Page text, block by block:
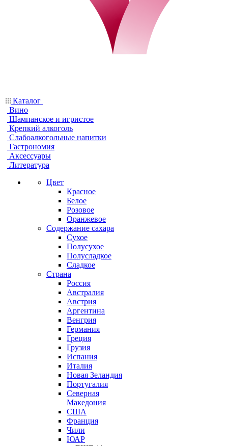
Каталог
Вино
Шампанское и игристое
Крепкий алкоголь
Слабоалкогольные напитки
Гастрономия
Аксессуары
Литература
Цвет
Красное
Белое
Розовое
Оранжевое
Содержание сахара
Сухое
Полусухое
Полусладкое
Сладкое
Страна
Россия
Австралия
Австрия
Аргентина
Венгрия
Германия
Греция
Грузия
Испания
Италия
Новая Зеландия
Португалия
Северная
Македония
США
Франция
Чили
ЮАР